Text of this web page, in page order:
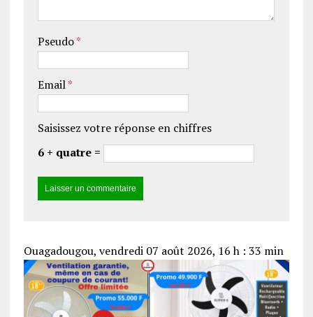
Pseudo*
Email*
Saisissez votre réponse en chiffres
6 + quatre =
Ouagadougou, vendredi 07 août 2026, 16 h : 33 min